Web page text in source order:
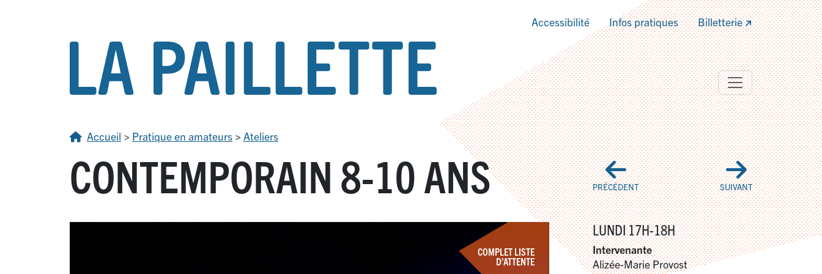
Accessibilité Infos pratiques Billetterie
Accueil > Pratique en amateurs > Ateliers
CONTEMPORAIN 8-10 ANS PRÉCÉDENT SUIVANT
COMPLET LISTE
D’ATTENTE
LUNDI 17H-18H
Intervenante
Alizée-Marie Provost